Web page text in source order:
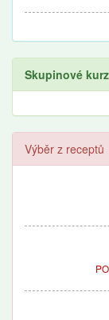
Skupinové
Výběr z receptů